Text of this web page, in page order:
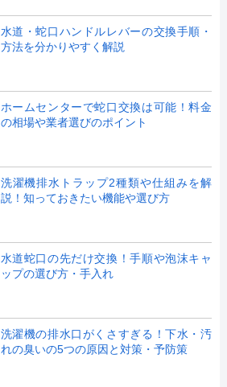
水道・蛇口ハンドルレバーの交換手順・
方法を分かりやすく解説
ホームセンターで蛇口交換は可能！料金
の相場や業者選びのポイント
洗濯機排水トラップ2種類や仕組みを解
説！知っておきたい機能や選び方
水道蛇口の先だけ交換！手順や泡沫キャ
ップの選び方・手入れ
洗濯機の排水口がくさすぎる！下水・汚
れの臭いの5つの原因と対策・予防策